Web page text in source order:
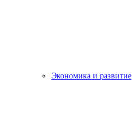
Экономика и развитие